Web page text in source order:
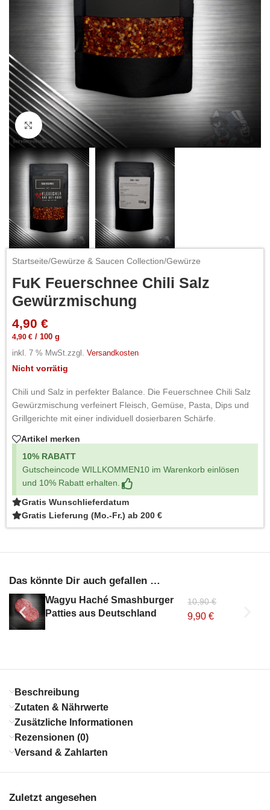
Click to enlarge
Startseite/Gewürze & Saucen Collection/Gewürze
FuK Feuerschnee Chili Salz
Gewürzmischung
4,90 €
4,90 € / 100 g
inkl. 7 % MwSt.zzgl. Versandkosten
Nicht vorrätig
Chili und Salz in perfekter Balance. Die Feuerschnee Chili Salz
Gewürzmischung verfeinert Fleisch, Gemüse, Pasta, Dips und
Grillgerichte mit einer individuell dosierbaren Schärfe.
Artikel merken
10% RABATT
Gutscheincode WILLKOMMEN10 im Warenkorb einlösen
und 10% Rabatt erhalten.
Gratis Wunschlieferdatum
Gratis Lieferung (Mo.-Fr.) ab 200 €
Das könnte Dir auch gefallen …
Wagyu Haché Smashburger
Patties aus Deutschland
10,90€
9,90€
Beschreibung
Zutaten & Nährwerte
Zusätzliche Informationen
Rezensionen (0)
Versand & Zahlarten
Zuletzt angesehen